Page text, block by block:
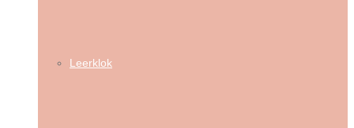
Leerklok